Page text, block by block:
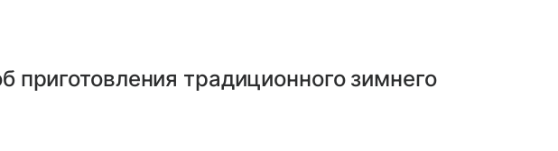
приготовления традиционного зимнего